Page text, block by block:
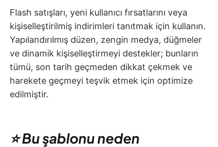
Flash satışları, yeni kullanıcı fırsatlarını veya
kişiselleştirilmiş indirimleri tanıtmak için kullanın.
Yapılandırılmış düzen, zengin medya, düğmeler
ve dinamik kişiselleştirmeyi destekler; bunların
tümü, son tarih geçmeden dikkat çekmek ve
harekete geçmeyi teşvik etmek için optimize
edilmiştir.
⭐ Bu şablonu neden